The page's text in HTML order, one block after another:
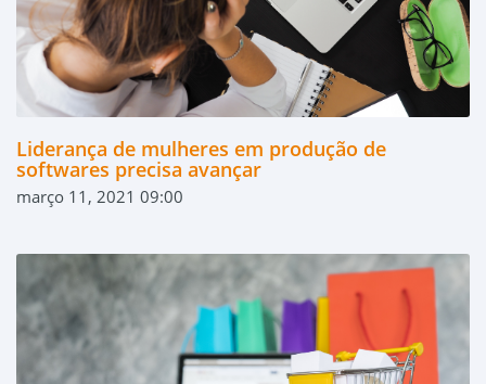
Liderança de mulheres em produção de
softwares precisa avançar
março 11, 2021 09:00